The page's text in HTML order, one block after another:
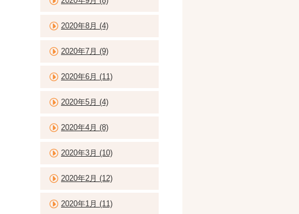
2020年8月 (4)
2020年7月 (9)
2020年6月 (11)
2020年5月 (4)
2020年4月 (8)
2020年3月 (10)
2020年2月 (12)
2020年1月 (11)